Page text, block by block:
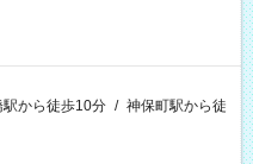
駅から徒歩10分 / 神保町駅から徒